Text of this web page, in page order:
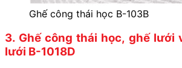
Ghế công thái học B-103B
3. Ghế công thái học, ghế lưới
lưới B-1018D